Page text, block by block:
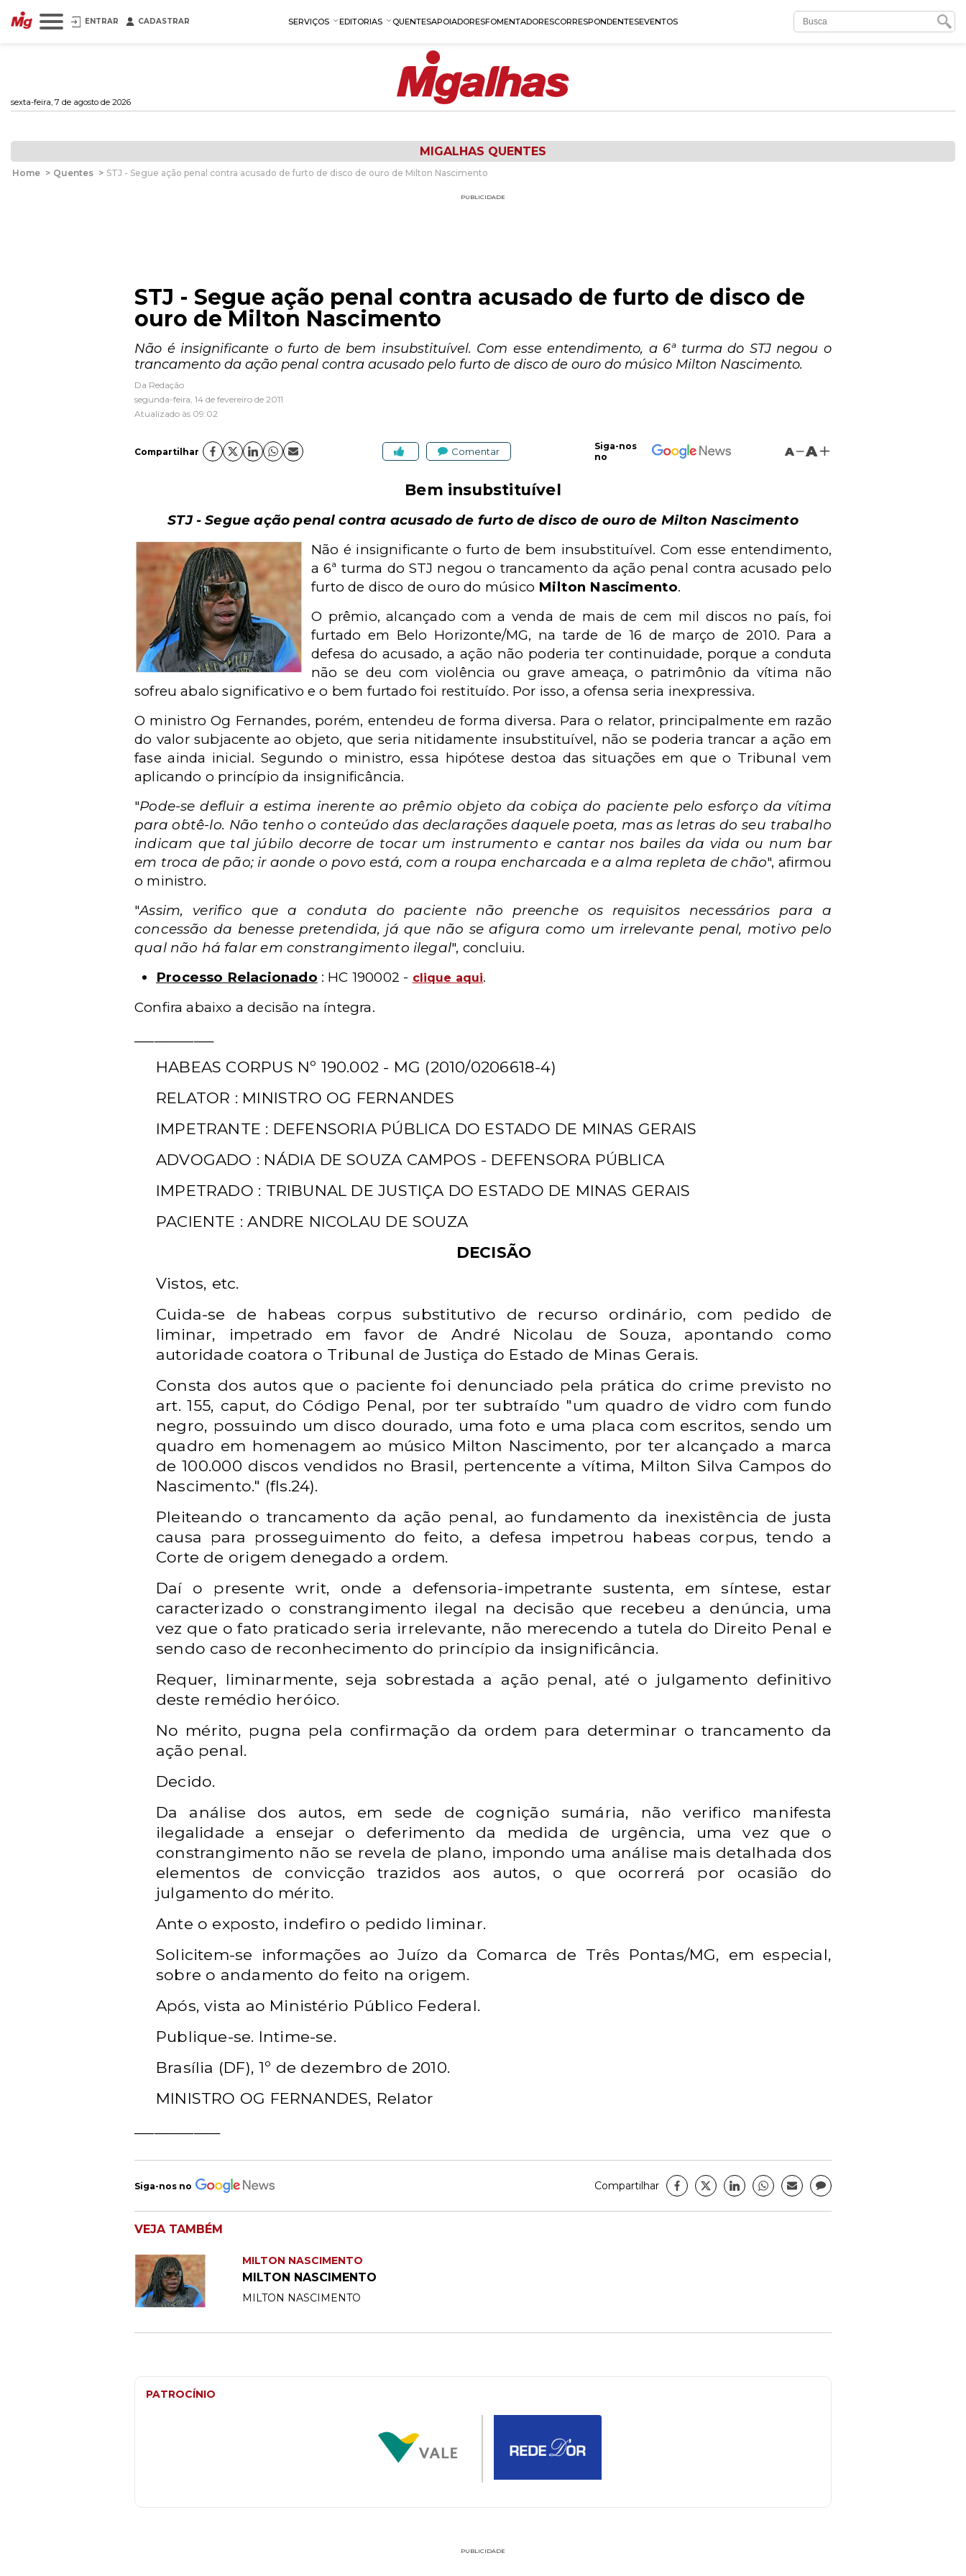
ENTRAR CADASTRAR SERVIÇOS EDITORIAS QUENTESAPOIADORESFOMENTADORESCORRESPONDENTESEVENTOS
sexta-feira, 7 de agosto de 2026
MIGALHAS QUENTES
Home > Quentes > STJ - Segue ação penal contra acusado de furto de disco de ouro de Milton Nascimento
PUBLICIDADE
STJ - Segue ação penal contra acusado de furto de disco de
ouro de Milton Nascimento
Não é insignificante o furto de bem insubstituível. Com esse entendimento, a 6ª turma do STJ negou o
trancamento da ação penal contra acusado pelo furto de disco de ouro do músico Milton Nascimento.
Da Redação
segunda-feira, 14 de fevereiro de 2011
Atualizado às 09:02
Compartilhar Comentar
Siga-nos
no
A A
Bem insubstituível
STJ - Segue ação penal contra acusado de furto de disco de ouro de Milton Nascimento
Não é insignificante o furto de bem insubstituível. Com esse entendimento,
a 6ª turma do STJ negou o trancamento da ação penal contra acusado pelo
furto de disco de ouro do músico Milton Nascimento.
O prêmio, alcançado com a venda de mais de cem mil discos no país, foi
furtado em Belo Horizonte/MG, na tarde de 16 de março de 2010. Para a
defesa do acusado, a ação não poderia ter continuidade, porque a conduta
não se deu com violência ou grave ameaça, o patrimônio da vítima não
sofreu abalo significativo e o bem furtado foi restituído. Por isso, a ofensa seria inexpressiva.
O ministro Og Fernandes, porém, entendeu de forma diversa. Para o relator, principalmente em razão
do valor subjacente ao objeto, que seria nitidamente insubstituível, não se poderia trancar a ação em
fase ainda inicial. Segundo o ministro, essa hipótese destoa das situações em que o Tribunal vem
aplicando o princípio da insignificância.
"Pode-se defluir a estima inerente ao prêmio objeto da cobiça do paciente pelo esforço da vítima
para obtê-lo. Não tenho o conteúdo das declarações daquele poeta, mas as letras do seu trabalho
indicam que tal júbilo decorre de tocar um instrumento e cantar nos bailes da vida ou num bar
em troca de pão; ir aonde o povo está, com a roupa encharcada e a alma repleta de chão", afirmou
o ministro.
"Assim, verifico que a conduta do paciente não preenche os requisitos necessários para a
concessão da benesse pretendida, já que não se afigura como um irrelevante penal, motivo pelo
qual não há falar em constrangimento ilegal", concluiu.
Processo Relacionado : HC 190002 - clique aqui.
Confira abaixo a decisão na íntegra.
HABEAS CORPUS Nº 190.002 - MG (2010/0206618-4)
RELATOR : MINISTRO OG FERNANDES
IMPETRANTE : DEFENSORIA PÚBLICA DO ESTADO DE MINAS GERAIS
ADVOGADO : NÁDIA DE SOUZA CAMPOS - DEFENSORA PÚBLICA
IMPETRADO : TRIBUNAL DE JUSTIÇA DO ESTADO DE MINAS GERAIS
PACIENTE : ANDRE NICOLAU DE SOUZA
DECISÃO
Vistos, etc.
Cuida-se de habeas corpus substitutivo de recurso ordinário, com pedido de
liminar, impetrado em favor de André Nicolau de Souza, apontando como
autoridade coatora o Tribunal de Justiça do Estado de Minas Gerais.
Consta dos autos que o paciente foi denunciado pela prática do crime previsto no
art. 155, caput, do Código Penal, por ter subtraído "um quadro de vidro com fundo
negro, possuindo um disco dourado, uma foto e uma placa com escritos, sendo um
quadro em homenagem ao músico Milton Nascimento, por ter alcançado a marca
de 100.000 discos vendidos no Brasil, pertencente a vítima, Milton Silva Campos do
Nascimento." (fls.24).
Pleiteando o trancamento da ação penal, ao fundamento da inexistência de justa
causa para prosseguimento do feito, a defesa impetrou habeas corpus, tendo a
Corte de origem denegado a ordem.
Daí o presente writ, onde a defensoria-impetrante sustenta, em síntese, estar
caracterizado o constrangimento ilegal na decisão que recebeu a denúncia, uma
vez que o fato praticado seria irrelevante, não merecendo a tutela do Direito Penal e
sendo caso de reconhecimento do princípio da insignificância.
Requer, liminarmente, seja sobrestada a ação penal, até o julgamento definitivo
deste remédio heróico.
No mérito, pugna pela confirmação da ordem para determinar o trancamento da
ação penal.
Decido.
Da análise dos autos, em sede de cognição sumária, não verifico manifesta
ilegalidade a ensejar o deferimento da medida de urgência, uma vez que o
constrangimento não se revela de plano, impondo uma análise mais detalhada dos
elementos de convicção trazidos aos autos, o que ocorrerá por ocasião do
julgamento do mérito.
Ante o exposto, indefiro o pedido liminar.
Solicitem-se informações ao Juízo da Comarca de Três Pontas/MG, em especial,
sobre o andamento do feito na origem.
Após, vista ao Ministério Público Federal.
Publique-se. Intime-se.
Brasília (DF), 1º de dezembro de 2010.
MINISTRO OG FERNANDES, Relator
Siga-nos no Compartilhar
VEJA TAMBÉM
MILTON NASCIMENTO
MILTON NASCIMENTO
MILTON NASCIMENTO
PATROCÍNIO
PUBLICIDADE